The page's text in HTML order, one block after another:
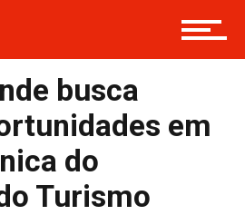
busca
em
do
Turismo